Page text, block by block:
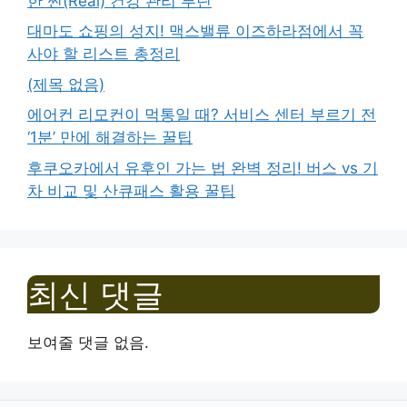
대마도 쇼핑의 성지! 맥스밸류 이즈하라점에서 꼭
사야 할 리스트 총정리
(제목 없음)
에어컨 리모컨이 먹통일 때? 서비스 센터 부르기 전
‘1분’ 만에 해결하는 꿀팁
후쿠오카에서 유후인 가는 법 완벽 정리! 버스 vs 기
차 비교 및 산큐패스 활용 꿀팁
최신 댓글
보여줄 댓글 없음.